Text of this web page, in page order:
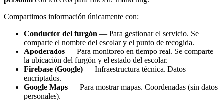
Compartimos información únicamente con:
Conductor del furgón — Para gestionar el servicio. Se
comparte el nombre del escolar y el punto de recogida.
Apoderados — Para monitoreo en tiempo real. Se comparte
la ubicación del furgón y el estado del escolar.
Firebase (Google) — Infraestructura técnica. Datos
encriptados.
Google Maps — Para mostrar mapas. Coordenadas (sin datos
personales).